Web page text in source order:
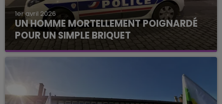
1er avril 2026
UN HOMME MORTELLEMENT POIGNARDÉ
POUR UN SIMPLE BRIQUET